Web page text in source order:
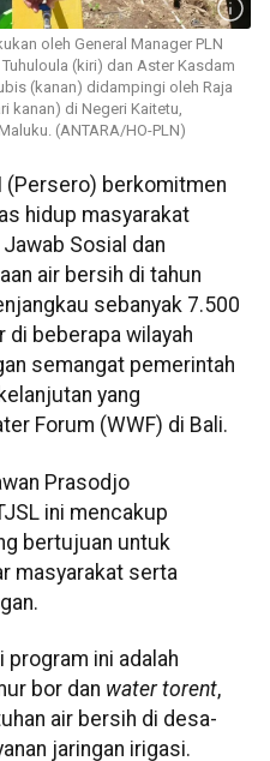
oleh General Manager PLN
(kiri) dan Aster Kasdam
(kanan) didampingi oleh Raja
kanan) di Negeri Kaitetu,
(ANTARA/HO-PLN)
(Persero) berkomitmen
hidup masyarakat
Sosial dan
air bersih di tahun
sebanyak 7.500
beberapa wilayah
semangat pemerintah
yang
Forum (WWF) di Bali.
Prasodjo
ini mencakup
bertujuan untuk
masyarakat serta
ini adalah
bor dan water torent,
air bersih di desa-
jaringan irigasi.